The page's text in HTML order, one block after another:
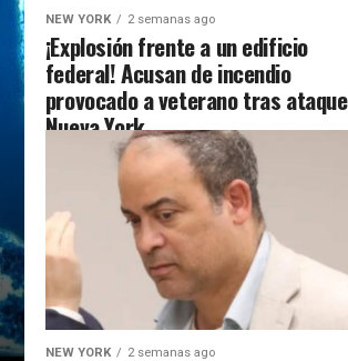
NEW YORK 2 semanas ago
¡Explosión frente a un edificio
federal! Acusan de incendio
provocado a veterano tras
Nueva York
NEW YORK 2 semanas ago